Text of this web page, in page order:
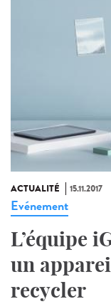
ACTUALITÉ 15.11.2017
Evénement
L’équipe
un
recycler